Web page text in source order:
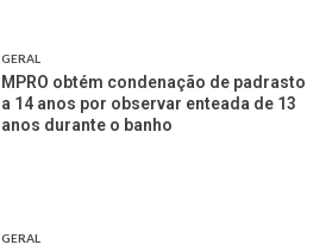
GERAL
MPRO obtém condenação de padrasto
a 14 anos por observar enteada de 13
anos durante o banho
GERAL